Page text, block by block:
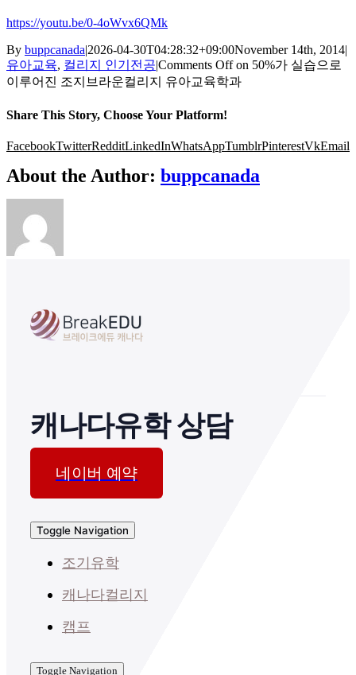
https://youtu.be/0-4oWvx6QMk
By buppcanada|2026-04-30T04:28:32+09:00November 14th, 2014|
유아교육, 컬리지 인기전공|Comments Offon 50%가 실습으로
이루어진 조지브라운컬리지 유아교육학과
Share This Story, Choose Your Platform!
FacebookTwitterRedditLinkedInWhatsAppTumblrPinterestVkEmail
About the Author: buppcanada
캐나다유학 상담
네이버 예약
Toggle Navigation
조기유학
캐나다컬리지
캠프
Toggle Navigation